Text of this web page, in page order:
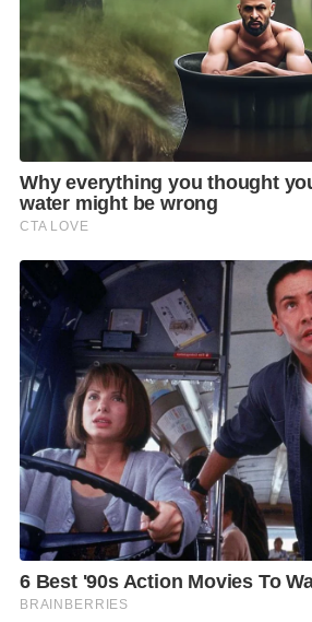
เดลิเวอรี่เท่านั้น โดยฝีมือของคุณนภา
คุณนุชที่จบการศึกษาทางด้านเศรษฐ
มหาวิทยาลัยธรรมศาสตร์ แต่ความที่
อาหารชาววังดั้งเดิมมาตั้งแต่เด็ก ไ
แจ้งเห็นจริงในเรื่องสูตรอาหารแบบ
ทดลองทำแล้วทำอีกจนได้สูตรที่ถูกต้
อาหารชาววังที่ห้องอาหารรัฐสภา ได้
บรรดาคณะรัฐมนตรี ผู้แทนราษฎร ฯล
และยังไปเปิดร้านกล่องทิพย์ที่ศูนย์อา
ทรัลเอ็มบาสซี รวมทั้งที่ Meeting
โดยมีลูกค้าที่เป็นแฟนประจำรู้ว่าฝีไ
สะอาด อาหารรสชาติอร่อย โดยไม่ใ
บูด ที่สำคัญคือ ราคาไม่แพง ให้การ
การรับประกันในด้านรสชาติจากนัก
มากมาย รวมทั้งยังได้รับเชลล์ชวนชิ
ชาววังอีกด้วย
อาหารที่กล่องทิพย์มีหลายอย่างให้เ
ไลท์มีราคา 95-150 บาท เช่น ข้าวไก่
ข้าวผัดไก่เกลือ (95 บาท) ข้าวคั่วกลิ้ง